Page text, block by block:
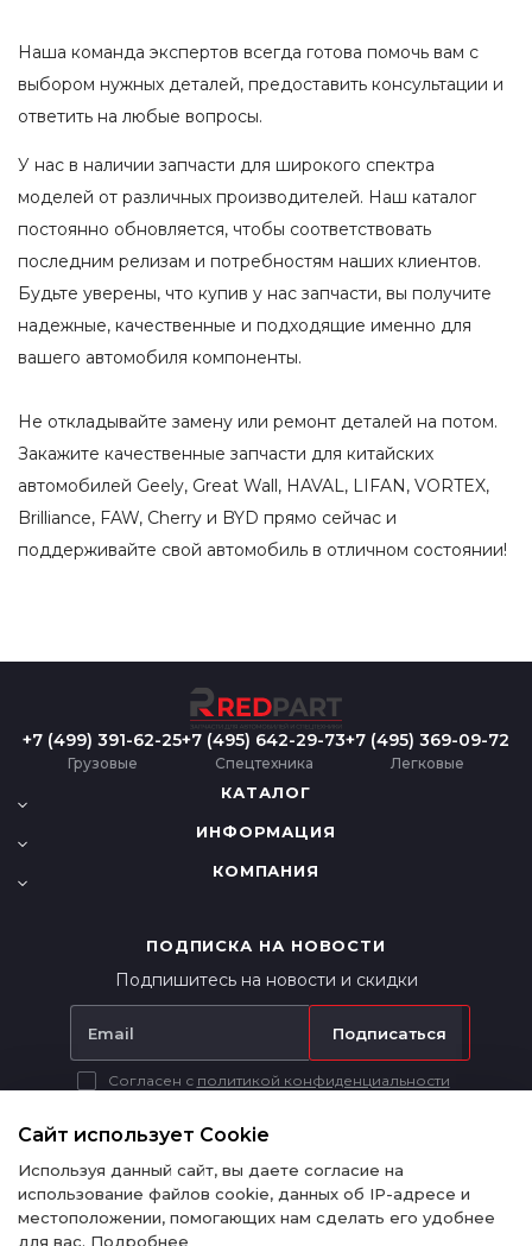
Наша команда экспертов всегда готова помочь вам с
выбором нужных деталей, предоставить консультации и
ответить на любые вопросы.
У нас в наличии запчасти для широкого спектра
моделей от различных производителей. Наш каталог
постоянно обновляется, чтобы соответствовать
последним релизам и потребностям наших клиентов.
Будьте уверены, что купив у нас запчасти, вы получите
надежные, качественные и подходящие именно для
вашего автомобиля компоненты.
Не откладывайте замену или ремонт деталей на потом.
Закажите качественные запчасти для китайских
автомобилей Geely, Great Wall, HAVAL, LIFAN, VORTEX,
Brilliance, FAW, Cherry и BYD прямо сейчас и
поддерживайте свой автомобиль в отличном состоянии!
+7 (499) 391-62-25
Грузовые
+7 (495) 642-29-73
Спецтехника
+7 (495) 369-09-72
Легковые
КАТАЛОГ
ИНФОРМАЦИЯ
КОМПАНИЯ
ПОДПИСКА НА НОВОСТИ
Подпишитесь на новости и скидки
Подписаться
Согласен с политикой конфиденциальности
информационный характер и ни при каких условиях не является
публичной офертой в соответствии с п. 2 ст. 437 ГК РФ.
Сайт использует Cookie
Используя данный сайт, вы даете согласие на
использование файлов cookie, данных об IP-адресе и
местоположении, помогающих нам сделать его удобнее
для вас. Подробнее